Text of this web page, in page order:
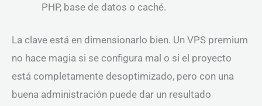
PHP, base de datos o caché.
La clave está en dimensionarlo bien. Un VPS premium
no hace magia si se configura mal o si el proyecto
está completamente desoptimizado, pero con una
buena administración puede dar un resultado